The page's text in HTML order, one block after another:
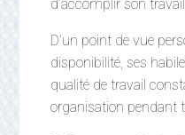
d’accomplir son
D’un point de vue
disponibilité, ses
qualité de travail
organisation pendant